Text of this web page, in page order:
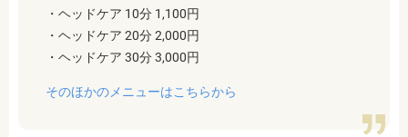
・ヘッドケア 10分 1,100円
・ヘッドケア 20分 2,000円
・ヘッドケア 30分 3,000円
そのほかのメニューはこちらから